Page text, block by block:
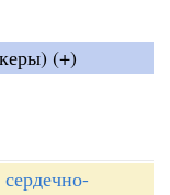
(+)